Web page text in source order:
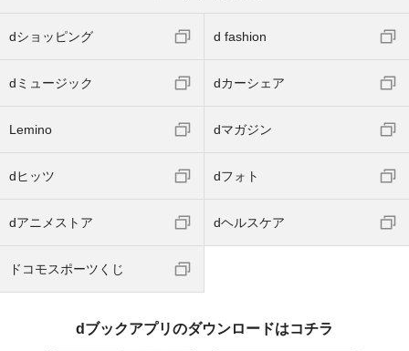
dショッピング d fashion
dミュージック dカーシェア
Lemino dマガジン
dヒッツ dフォト
dアニメストア dヘルスケア
ドコモスポーツくじ
dブックアプリのダウンロードはコチラ